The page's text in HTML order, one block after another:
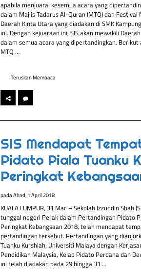
apabila menjuarai kesemua acara yang
dalam Majlis Tadarus Al-Quran (MTQ) dan Festival
Daerah Kinta Utara yang diadakan di SMK
ini. Dengan kejuaraan ini, SIS akan mewakili
dalam semua acara yang dipertandingkan. Berikut
MTQ …
Teruskan Membaca
SIS Mendapat
Pidato Piala Tuanku
Peringkat
padaAhad, 1 April 2018
KUALA LUMPUR, 31 Mac – Sekolah Izzuddin Shah
tunggal negeri Perak dalam Pertandingan Pidato
Peringkat Kebangsaan 2018, telah mendapat
pertandingan tersebut. Pertandingan yang
Tuanku Kurshiah, Universiti Malaya dengan
Pendidikan Malaysia, Kelab Pidato Perdana dan
ini telah diadakan pada 29 hingga 31 …